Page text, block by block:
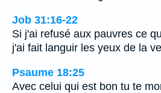
Job 31:16-22
Si j'ai refusé aux pauvres ce
j'ai fait languir les yeux de la
Psaume 18:25
Avec celui qui est bon tu te